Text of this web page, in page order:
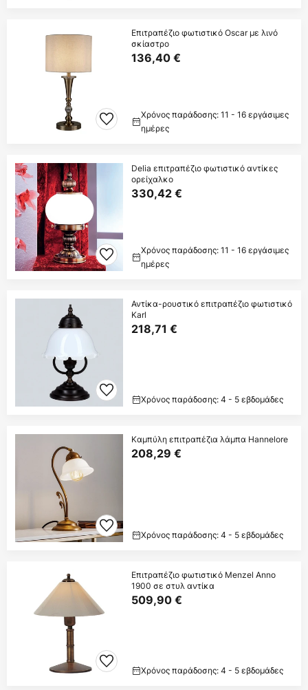
Επιτραπέζιο φωτιστικό Oscar με λινό
σκίαστρο
136,40 €
Χρόνος παράδοσης: 11 - 16 εργάσιμες
ημέρες
Delia επιτραπέζιο φωτιστικό αντίκες
ορείχαλκο
330,42 €
Χρόνος παράδοσης: 11 - 16 εργάσιμες
ημέρες
Αντίκα-ρουστικό επιτραπέζιο φωτιστικό
Karl
218,71 €
Χρόνος παράδοσης: 4 - 5 εβδομάδες
Καμπύλη επιτραπέζια λάμπα Hannelore
208,29 €
Χρόνος παράδοσης: 4 - 5 εβδομάδες
Επιτραπέζιο φωτιστικό Menzel Anno
1900 σε στυλ αντίκα
509,90 €
Χρόνος παράδοσης: 4 - 5 εβδομάδες